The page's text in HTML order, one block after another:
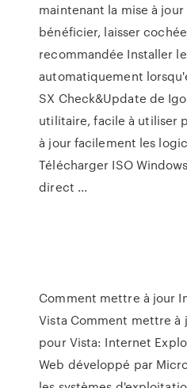
maintenant la mise à
bénéficier, laisser
recommandée Installer
automatiquement
SX Check&Update de
utilitaire, facile à utiliser
à jour facilement les
Télécharger ISO
direct ...
Comment mettre à jour
Vista Comment mettre
pour Vista: Internet
Web développé par